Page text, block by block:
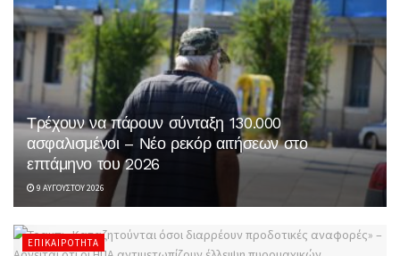
Τρέχουν να πάρουν σύνταξη 130.000
ασφαλισμένοι – Νέο ρεκόρ αιτήσεων στο
επτάμηνο του 2026
9 ΑΥΓΟΎΣΤΟΥ 2026
ΕΠΙΚΑΙΡΌΤΗΤΑ